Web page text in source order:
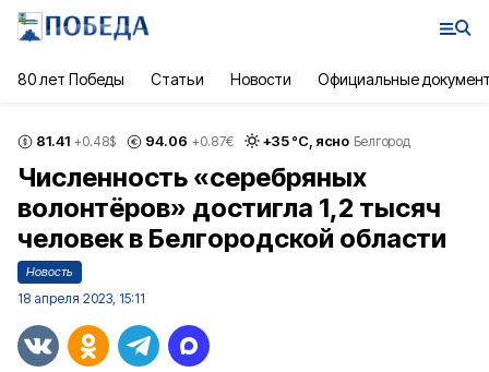
80 лет Победы Статьи Новости Официальные
81.41 +0.48$ 94.06 +0.87€ +35°С, ясно Белгород
Численность «серебряных
волонтёров» достигла 1,2 тысяч
человек в Белгородской области
Новость
18 апреля 2023, 15:11